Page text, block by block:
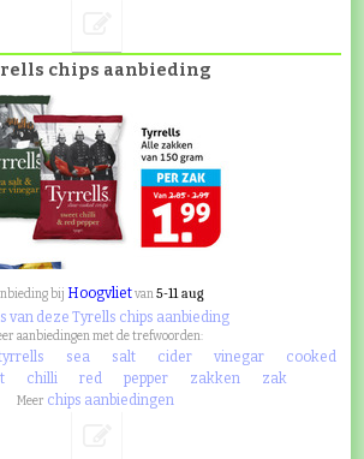
chips aanbieding
bij Hoogvlietvan5-11 aug
van deze Tyrells chips aanbieding
aanbiedingen met de trefwoorden:
sea salt cider vinegar
cooked
chilli red pepper zakken zak
Meer chips aanbiedingen